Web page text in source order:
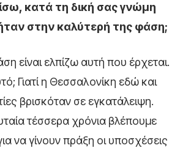
κατά τη δική σας γνώμη
στην καλύτερή της φάση;
είναι ελπίζω αυτή που έρχεται.
Γιατί η Θεσσαλονίκη εδώ και
βρισκόταν σε εγκατάλειψη.
τέσσερα χρόνια βλέπουμε
να γίνουν πράξη οι υποσχέσεις